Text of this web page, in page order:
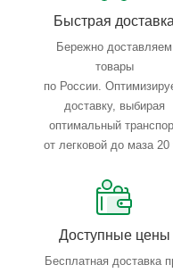
Быстрая доставка
Бережно доставляем
товары
по России.
доставку, выбирая
оптимальный
от легковой до маза 20
Доступные цены
Бесплатная доставка